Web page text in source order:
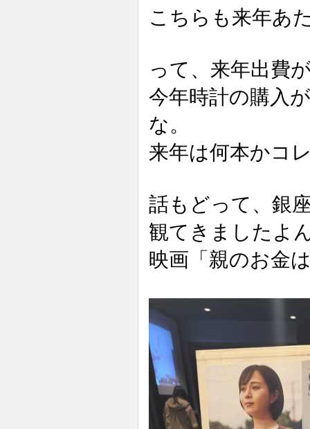
こちらも来年あ
って、来年出費
今年時計の購入
な。
来年は何本かコ
話もどって、銀
観てきましたよ
映画「親のお金